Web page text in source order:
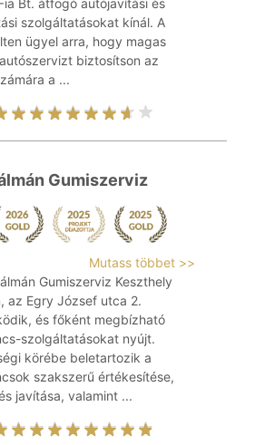
Bt. átfogó autójavítási és
szolgáltatásokat kínál. A
ügyel arra, hogy magas
biztosítson az
a ...
Gumiszerviz
Mutass többet >>
Gumiszerviz Keszthely
az Egry József utca 2.
és főként megbízható
szolgáltatásokat nyújt.
körébe beletartozik a
szakszerű értékesítése,
javítása, valamint ...